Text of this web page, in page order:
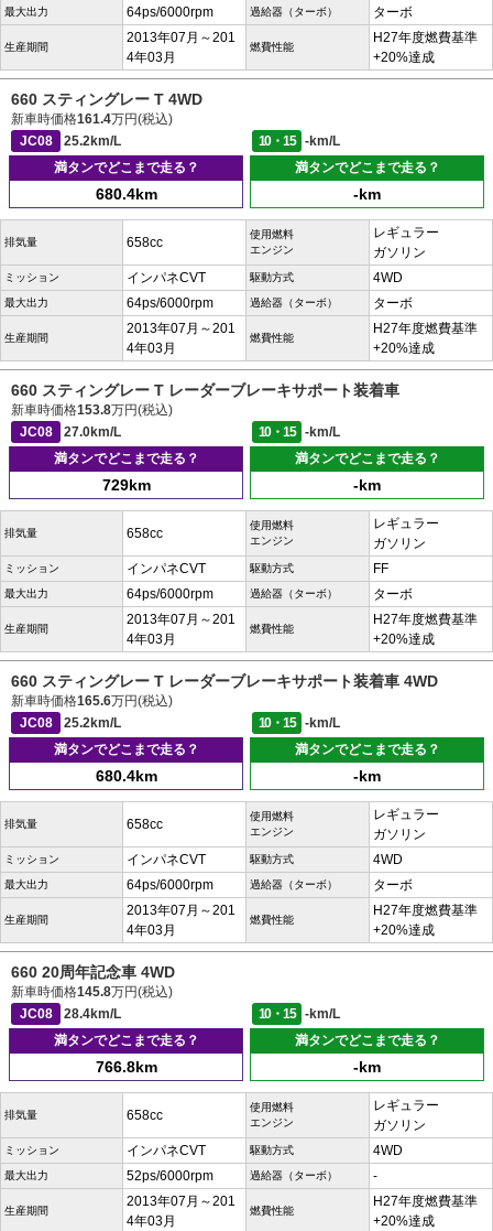
最大出力 64ps/6000rpm 過給器（ターボ） ターボ
生産期間
2013年07月～201
4年03月
燃費性能
H27年度燃費基準
+20%達成
660 スティングレー T 4WD
新車時価格161.4万円(税込)
JC08
25.2km/L 10・15
-km/L
満タンでどこまで走る？
680.4km
満タンでどこまで走る？
-km
排気量 658cc
使用燃料
エンジン
レギュラー
ガソリン
ミッション インパネCVT 駆動方式 4WD
最大出力 64ps/6000rpm 過給器（ターボ） ターボ
生産期間
2013年07月～201
4年03月
燃費性能
H27年度燃費基準
+20%達成
660 スティングレー T レーダーブレーキサポート装着車
新車時価格153.8万円(税込)
JC08
27.0km/L 10・15
-km/L
満タンでどこまで走る？
729km
満タンでどこまで走る？
-km
排気量 658cc
使用燃料
エンジン
レギュラー
ガソリン
ミッション インパネCVT 駆動方式 FF
最大出力 64ps/6000rpm 過給器（ターボ） ターボ
生産期間
2013年07月～201
4年03月
燃費性能
H27年度燃費基準
+20%達成
660 スティングレー T レーダーブレーキサポート装着車 4WD
新車時価格165.6万円(税込)
JC08
25.2km/L 10・15
-km/L
満タンでどこまで走る？
680.4km
満タンでどこまで走る？
-km
排気量 658cc
使用燃料
エンジン
レギュラー
ガソリン
ミッション インパネCVT 駆動方式 4WD
最大出力 64ps/6000rpm 過給器（ターボ） ターボ
生産期間
2013年07月～201
4年03月
燃費性能
H27年度燃費基準
+20%達成
660 20周年記念車 4WD
新車時価格145.8万円(税込)
JC08
28.4km/L 10・15
-km/L
満タンでどこまで走る？
766.8km
満タンでどこまで走る？
-km
排気量 658cc
使用燃料
エンジン
レギュラー
ガソリン
ミッション インパネCVT 駆動方式 4WD
最大出力 52ps/6000rpm 過給器（ターボ） -
生産期間
2013年07月～201
4年03月
燃費性能
H27年度燃費基準
+20%達成